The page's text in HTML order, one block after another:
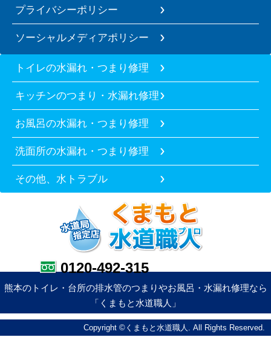
プライバシーポリシー
ソーシャルメディアポリシー
トイレの水漏れ・つまり修理
キッチンのつまり・水漏れ修理
お風呂の水漏れ・つまり修理
洗面所の水漏れ・つまり修理
その他、水トラブル
0120-492-315
熊本のトイレ・台所の排水管のつまりやお風呂・水漏れ修理なら
「くまもと水道職人」
Copyright ©くまもと水道職人. All Rights Reserved.